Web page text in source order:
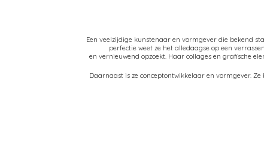
Een veelzijdige kunstenaar en vormgever die bekend
perfectie weet ze het alledaagse op een
en vernieuwend opzoekt. Haar collages en grafische
Daarnaast is ze conceptontwikkelaar en vormgever.